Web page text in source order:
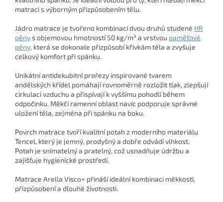
matraci s výborným přizpůsobením tělu.
Jádro matrace je tvořeno kombinací dvou druhů studené HR
pěnys objemovou hmotností 50 kg/m³ a vrstvou paměťové
pěny, která se dokonale přizpůsobí křivkám těla a zvyšuje
celkový komfort při spánku.
Unikátní antidekubitní prořezy inspirované tvarem
andělských křídel pomáhají rovnoměrně rozložit tlak, zlepšují
cirkulaci vzduchu a přispívají k vyššímu pohodlí během
odpočinku. Měkčí ramenní oblast navíc podporuje správné
uložení těla, zejména při spánku na boku.
Povrch matrace tvoří kvalitní potah z moderního materiálu
Tencel, který je jemný, prodyšný a dobře odvádí vlhkost.
Potah je snímatelný a pratelný, což usnadňuje údržbu a
zajišťuje hygienické prostředí.
Matrace Arella Visco+ přináší ideální kombinaci měkkosti,
přizpůsobení a dlouhé životnosti.